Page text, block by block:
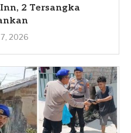
2 Tersangka
2026